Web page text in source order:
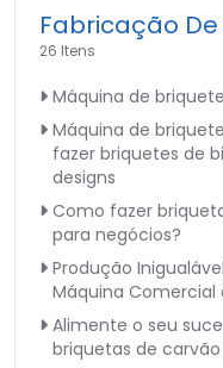
Fabricação
26 Itens
Máquina de
Máquina de
fazer briquetes de
designs
Como fazer
para negócios?
Produção
Máquina Comercial
Alimente o seu
briquetas de